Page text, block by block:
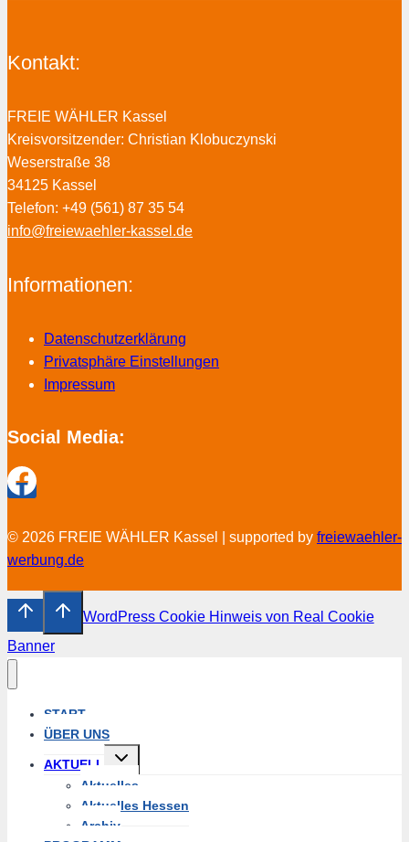
Kontakt:
FREIE WÄHLER Kassel
Kreisvorsitzender: Christian Klobuczynski
Weserstraße 38
34125 Kassel
Telefon: +49 (561) 87 35 54
info@freiewaehler-kassel.de
Informationen:
Datenschutzerklärung
Privatsphäre Einstellungen
Impressum
Social Media:
© 2026 FREIE WÄHLER Kassel | supported by freiewaehler-
werbung.de
WordPress Cookie Hinweis von Real Cookie
Banner
START
ÜBER UNS
AKTUELL
Untermenü
umschalten
Aktuelles
Aktuelles Hessen
Archiv